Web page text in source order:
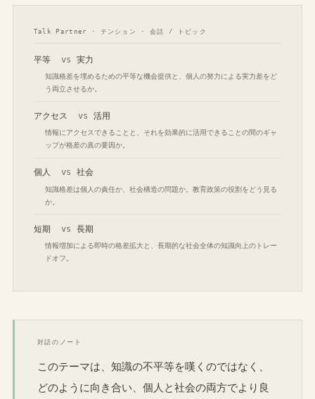
Talk Partner · テンション · 会話 / トピック
平等 vs 実力
知識格差を埋めるための平等な機会提供と、個人の努力による実力差をど
う両立させるか。
アクセス vs 活用
情報にアクセスできることと、それを効果的に活用できることの間のギャ
ップが格差の真の要因か。
個人 vs 社会
知識格差は個人の責任か、社会構造の問題か。教育政策の役割をどう見る
か。
短期 vs 長期
情報増加による即時の格差拡大と、長期的な社会全体の知識向上のトレー
ドオフ。
対話のノート
このテーマは、知識の不平等を嘆くのではなく、
どのように向き合い、個人と社会の両方でより良